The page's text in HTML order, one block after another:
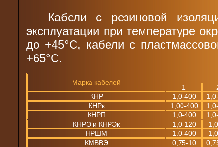
Кабели с резиновой
эксплуатации при температуре
до +45°С, кабели с
+65°С.
Марка кабелей
1
КНР
1,0-400
КНРк
1,00-400
КНРП
1,0-400
КНРЭ и КНРЭк
1,0-120
НРШМ
1.0-400
КМВВЭ
0,75-10